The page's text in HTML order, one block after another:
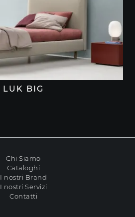
LUK BIG
Chi Siamo
Cataloghi
I nostri Brand
I nostri Servizi
Contatti